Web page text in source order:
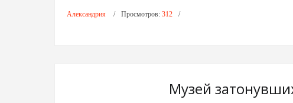
Александрия Просмотров: 312
Музей